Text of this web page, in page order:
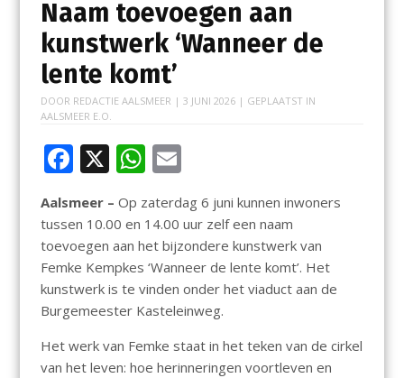
Naam toevoegen aan
kunstwerk ‘Wanneer de
lente komt’
DOOR REDACTIE AALSMEER | 3 JUNI 2026| GEPLAATST IN
AALSMEER E.O.
F
e
b
o
o
X W
at
s
A
p
p
E
m
ai
l
Aalsmeer – Op zaterdag 6 juni kunnen inwoners
tussen 10.00 en 14.00 uur zelf een naam
toevoegen aan het bijzondere kunstwerk van
Femke Kempkes ‘Wanneer de lente komt’. Het
kunstwerk is te vinden onder het viaduct aan de
Burgemeester Kasteleinweg.
Het werk van Femke staat in het teken van de cirkel
van het leven: hoe herinneringen voortleven en